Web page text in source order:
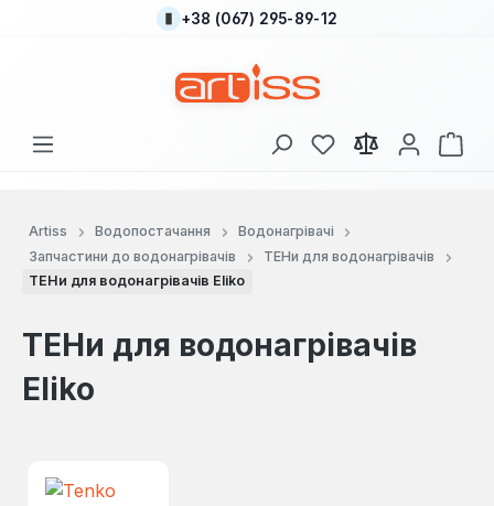
Перейти до основного вмісту
+38 (067) 295-89-12
У вас є 0 у списку
Artiss Водопостачання
Водонагрівачі
Запчастини до водонагрівачів
ТЕНи для водонагрівачів
ТЕНи для водонагрівачів Eliko
ТЕНи для водонагрівачів
Eliko